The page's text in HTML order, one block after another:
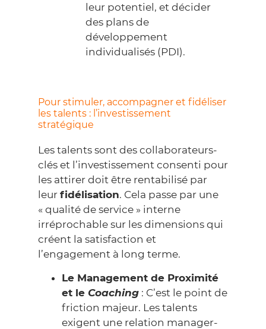
leur potentiel, et décider
des plans de
développement
individualisés (PDI).
Pour stimuler, accompagner et fidéliser
les talents : l’investissement
stratégique
Les talents sont des collaborateurs-
clés et l’investissement consenti pour
les attirer doit être rentabilisé par
leur fidélisation. Cela passe par une
« qualité de service » interne
irréprochable sur les dimensions qui
créent la satisfaction et
l’engagement à long terme.
Le Management de Proximité
et le Coaching : C’est le point de
friction majeur. Les talents
exigent une relation manager-